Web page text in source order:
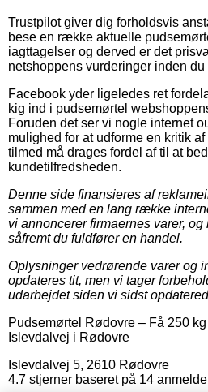
Trustpilot giver dig forholdsvis
bese en række aktuelle
iagttagelser og derved er det
netshoppens vurderinger inden
Facebook yder ligeledes ret
kig ind i pudsemørtel
Foruden det ser vi nogle internet
mulighed for at udforme en kritik
tilmed må drages fordel af til at
kundetilfredsheden.
Denne side finansieres af
sammen med en lang række
vi annoncerer firmaernes varer,
såfremt du fuldfører en handel.
Oplysninger vedrørende varer og
opdateres tit, men vi tager
udarbejdet siden vi sidst
Pudsemørtel Rødovre – Få 250
Islevdalvej i Rødovre
Islevdalvej 5, 2610 Rødovre
4.7 stjerner baseret på 14